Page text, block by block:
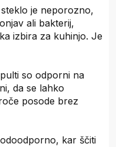
je neporozno,
ali bakterij,
izbira za kuhinjo. Je
so odporni na
da se lahko
posode brez
kar ščiti